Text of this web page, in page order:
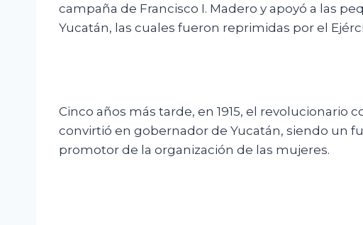
campaña de Francisco I. Madero y apoyó a las
Yucatán, las cuales fueron reprimidas por el
Cinco años más tarde, en 1915, el revolucionario
convirtió en gobernador de Yucatán, siendo un
promotor de la organización de las mujeres.